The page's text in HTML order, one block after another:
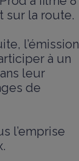
sur la route.
l’émission
à un
leur
de
l’emprise